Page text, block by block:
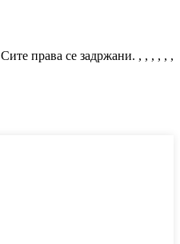
права се задржани. , , , , , ,